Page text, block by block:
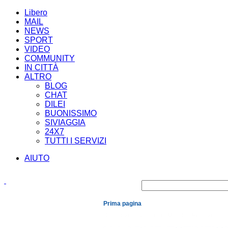
Libero
MAIL
NEWS
SPORT
VIDEO
COMMUNITY
IN CITTÀ
ALTRO
BLOG
CHAT
DILEI
BUONISSIMO
SIVIAGGIA
24X7
TUTTI I SERVIZI
AIUTO
Prima pagina